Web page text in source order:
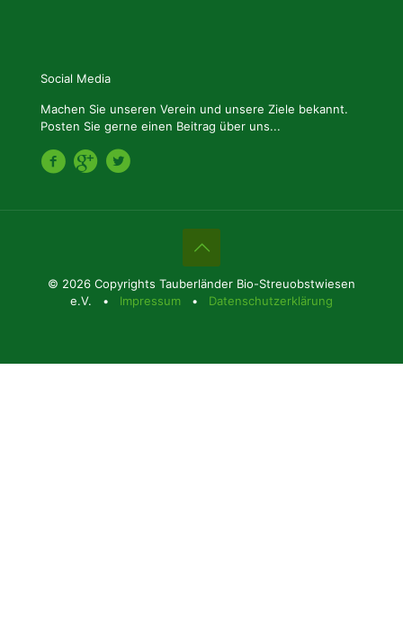
Social Media
Machen Sie unseren Verein und unsere Ziele bekannt.
Posten Sie gerne einen Beitrag über uns...
© 2026 Copyrights Tauberländer Bio-Streuobstwiesen
e.V. • Impressum • Datenschutzerklärung